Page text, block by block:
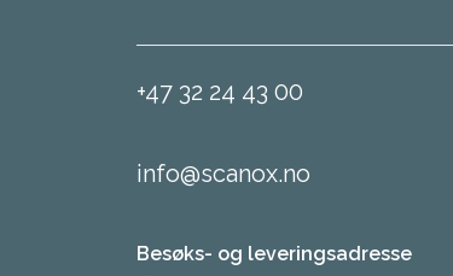
+47 32 24 43 00
info@scanox.no
Besøks- og leveringsadresse